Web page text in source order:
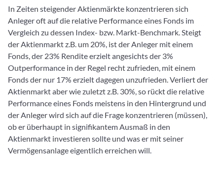
In Zeiten steigender Aktienmärkte konzentrieren sich
Anleger oft auf die relative Performance eines Fonds im
Vergleich zu dessen Index- bzw. Markt-Benchmark. Steigt
der Aktienmarkt z.B. um 20%, ist der Anleger mit einem
Fonds, der 23% Rendite erzielt angesichts der 3%
Outperformance in der Regel recht zufrieden, mit einem
Fonds der nur 17% erzielt dagegen unzufrieden. Verliert der
Aktienmarkt aber wie zuletzt z.B. 30%, so rückt die relative
Performance eines Fonds meistens in den Hintergrund und
der Anleger wird sich auf die Frage konzentrieren (müssen),
ob er überhaupt in signifikantem Ausmaß in den
Aktienmarkt investieren sollte und was er mit seiner
Vermögensanlage eigentlich erreichen will.